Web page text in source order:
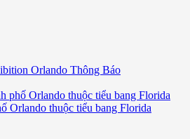
Orlando Thông Báo
phố Orlando thuộc tiểu bang Florida
Orlando thuộc tiểu bang Florida